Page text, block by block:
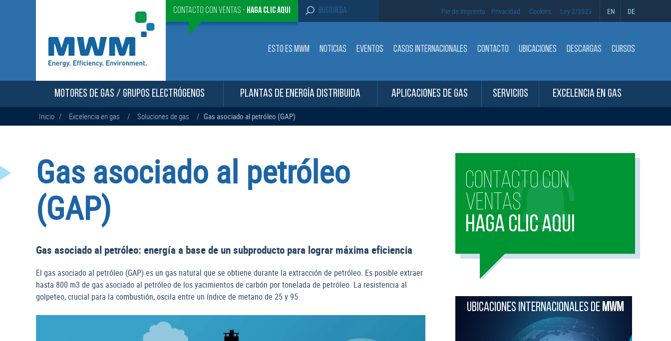
Contacto con ventas - Haga clic aqui
S
e
c
h
r
:
Pie de imprenta Privacidad Cookies Ley 2/2023 EN DE
ESTO ES MWM NOTICIAS EVENTOS CASOS INTERNACIONALES CONTACTO UBICACIONES DESCARGAS CURSOS
MOTORES DE GAS / GRUPOS ELECTRÓGENOS PLANTAS DE ENERGÍA DISTRIBUIDA APLICACIONES DE GAS SERVICIOS EXCELENCIA EN GAS
Inicio / Excelencia en gas / Soluciones de gas / Gas asociado al petróleo (GAP)
Gas asociado al petróleo
(GAP)
Gas asociado al petróleo: energía a base de un subproducto para lograr máxima eficiencia
El gas asociado al petróleo (GAP) es un gas natural que se obtiene durante la extracción de petróleo. Es posible extraer
hasta 800 m3 de gas asociado al petróleo de los yacimientos de carbón por tonelada de petróleo. La resistencia al
golpeteo, crucial para la combustión, oscila entre un índice de metano de 25 y 95.
CONTACTO CON
VENTAS
HAGA CLIC AQUI
UBICACIONES INTERNACIONALES DEMWM